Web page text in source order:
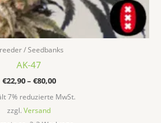
/ Seedbanks
AK-47
€22,90– €80,00
7% reduzierte MwSt.
zzgl. Versand